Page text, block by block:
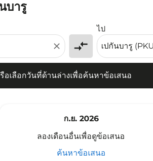
บารู
close compare_arrows
ไป
เลือกวันที่ด้านล่างเพื่อค้นหาข้อเสนอ
ลือกวันที่ด้านล่างเพื่อค้นหาข้อเสนอ
ก.ย. 2026
ลองเดือนอื่นเพื่อดูข้อเสนอ
ค้นหาข้อเสนอ